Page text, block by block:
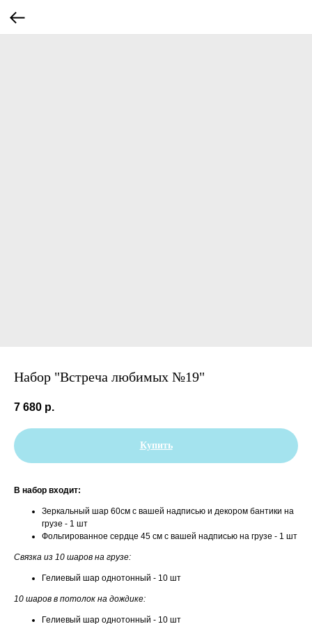
Набор "Встреча любимых №19"
7 680 р.
Купить
В набор входит:
Зеркальный шар 60см с вашей надписью и декором бантики на
грузе - 1 шт
Фольгированное сердце 45 см с вашей надписью на грузе - 1 шт
Связка из 10 шаров на грузе:
Гелиевый шар однотонный - 10 шт
10 шаров в потолок на дождике:
Гелиевый шар однотонный - 10 шт